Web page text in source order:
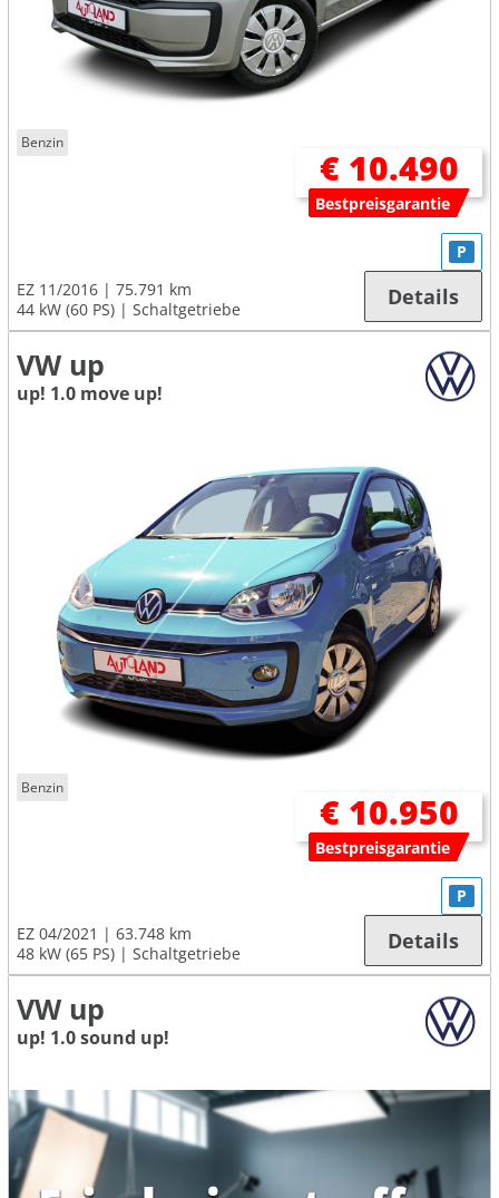
Benzin
€ 10.490
Bestpreisgarantie
EZ 11/2016
75.791 km
44 kW (60 PS)
Schaltgetriebe
P
Details
VW up
up! 1.0 move up!
Benzin
€ 10.950
Bestpreisgarantie
EZ 04/2021
63.748 km
48 kW (65 PS)
Schaltgetriebe
P
Details
VW up
up! 1.0 sound up!